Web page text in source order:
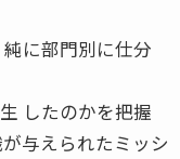
に部門別に仕分
したのかを把握
与えられたミッシ